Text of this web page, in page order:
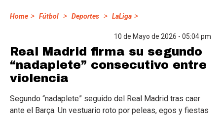
Home > Fútbol > Deportes > LaLiga >
10 de Mayo de 2026 - 05:04 pm
Real Madrid firma su segundo
“nadaplete” consecutivo entre
violencia
Segundo “nadaplete” seguido del Real Madrid tras caer
ante el Barça. Un vestuario roto por peleas, egos y fiestas